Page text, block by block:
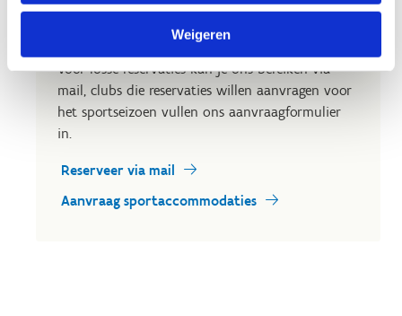
Weigeren
wedstrijden? Wil je met je sportclub een
evenement organiseren?
Voor losse reservaties kan je ons bereiken via
mail, clubs die reservaties willen aanvragen voor
het sportseizoen vullen ons aanvraagformulier
in.
Reserveer via mail
Aanvraag sportaccommodaties